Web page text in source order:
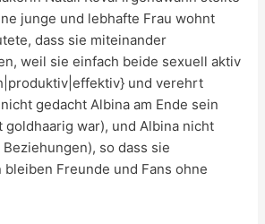
junge und lebhafte Frau wohnt
dass sie miteinander
weil sie einfach beide sexuell aktiv
und verehrt
gedacht Albina am Ende sein
goldhaarig war), und Albina nicht
so dass sie
Freunde und Fans ohne